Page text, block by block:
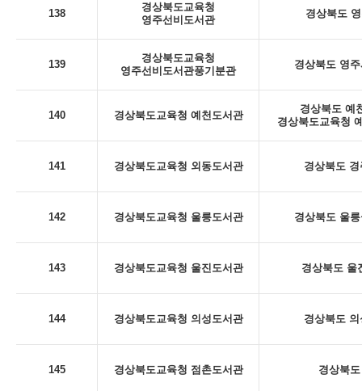
138
경상북도교육청
영주선비도서관
경상북도
139
경상북도교육청
영주선비도서관풍기분관
경상북도 영
140 경상북도교육청 예천도서관
경상북도 예
경상북도교육청
141 경상북도교육청 외동도서관 경상북도
142 경상북도교육청 울릉도서관 경상북도 울
143 경상북도교육청 울진도서관 경상북도 울
144 경상북도교육청 의성도서관 경상북도
145 경상북도교육청 점촌도서관 경상북